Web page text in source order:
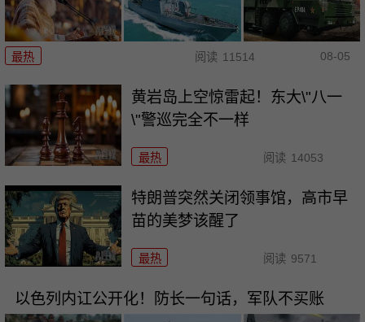
最热 阅读 11514 08-05
黄岩岛上空惊雷起！东大\"八一
\"警巡完全不一样
最热 阅读 14053
特朗普突然关闭领事馆，高市早
苗的美梦该醒了
最热 阅读 9571
以色列内讧公开化！防长一句话，军队不买账